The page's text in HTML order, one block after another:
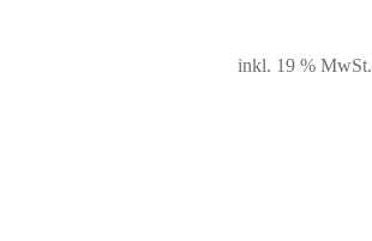
inkl. 19 % MwSt.